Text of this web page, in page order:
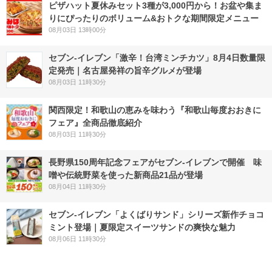
ピザハット夏休みセット3種が3,000円から！お盆や集ま
りにぴったりのボリューム&おトクな期間限定メニュー
08月03日 13時00分
セブン-イレブン「激辛！台湾ミンチカツ」8月4日数量限
定発売｜名古屋発祥の旨辛グルメが登場
08月03日 11時30分
関西限定！和歌山の恵みを味わう『和歌山毎度おおきに
フェア』全商品徹底紹介
08月03日 11時30分
長野県150周年記念フェアがセブン-イレブンで開催 味
噌や伝統野菜を使った新商品21品が登場
08月04日 11時30分
セブン‐イレブン「よくばりサンド」シリーズ新作チョコ
ミント登場｜夏限定スイーツサンドの爽快な魅力
08月06日 11時30分